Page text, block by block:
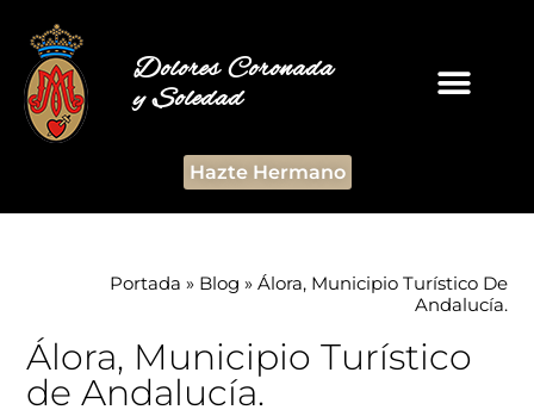
Dolores Coronada
y Soledad
Hazte Hermano
Portada » Blog » Álora, Municipio Turístico De
Andalucía.
Álora, Municipio Turístico
de Andalucía.